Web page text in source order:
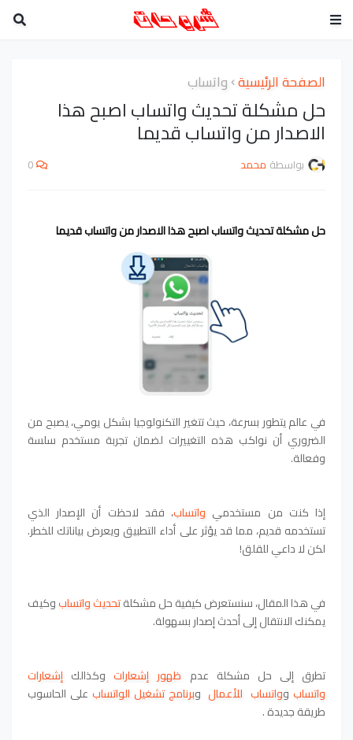
الصفحة الرئيسية واتساب
حل مشكلة تحديث واتساب اصبح هذا
الاصدار من واتساب قديما
بواسطة محمد 0
حل مشكلة تحديث واتساب اصبح هذا الاصدار من واتساب قديما
في عالم يتطور بسرعة، حيث تتغير التكنولوجيا بشكل يومي، يصبح من
الضروري أن نواكب هذه التغييرات لضمان تجربة مستخدم سلسة
وفعالة.
إذا كنت من مستخدمي واتساب، فقد لاحظت أن الإصدار الذي
تستخدمه قديم، مما قد يؤثر على أداء التطبيق ويعرض بياناتك للخطر.
لكن لا داعي للقلق!
في هذا المقال، سنستعرض كيفية حل مشكلةتحديث واتسابوكيف
يمكنك الانتقال إلى أحدث إصدار بسهولة.
تطرق إلى حل مشكلة عدم ظهور إشعاراتوكذالك إشعارات
واتسابوواتساب للأعمالوبرنامج تشغيل الواتساب على الحاسوب
طريقة جديدة .